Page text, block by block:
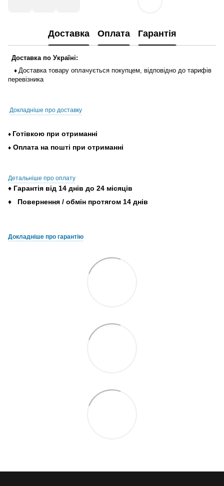
Доставка Оплата Гарантія
Доставка по Україні:
♦ Доставка товару оплачується покупцем, відповідно до тарифів
перевізника
Докладніше про доставку
♦ Готівкою при отриманні
♦ Оплата на пошті при отриманні
Детальніше про оплату
♦ Гарантія від 14 днів до 24 місяців
♦ Повернення / обмін протягом 14 днів
Докладніше про гарантію